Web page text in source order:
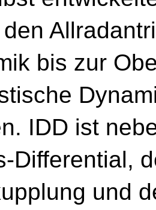
bis zur
IDD ist
Differential,
und